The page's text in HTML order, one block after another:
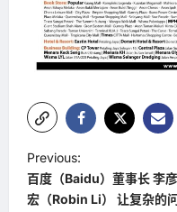
P
o
Previous:
百度（Baidu）董事长 李彦
宏（Robin Li） 让复杂的